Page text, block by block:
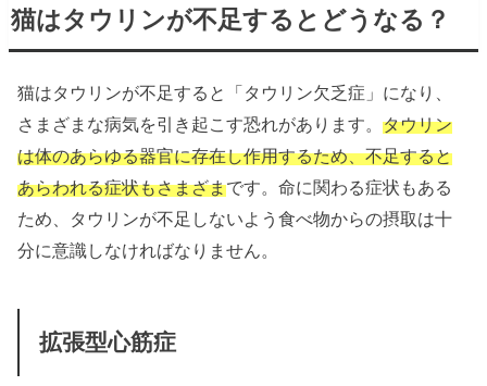
猫はタウリンが不足するとどうなる？
猫はタウリンが不足すると「タウリン欠乏症」になり、
さまざまな病気を引き起こす恐れがあります。タウリン
は体のあらゆる器官に存在し作用するため、不足すると
あらわれる症状もさまざまです。命に関わる症状もある
ため、タウリンが不足しないよう食べ物からの摂取は十
分に意識しなければなりません。
拡張型心筋症